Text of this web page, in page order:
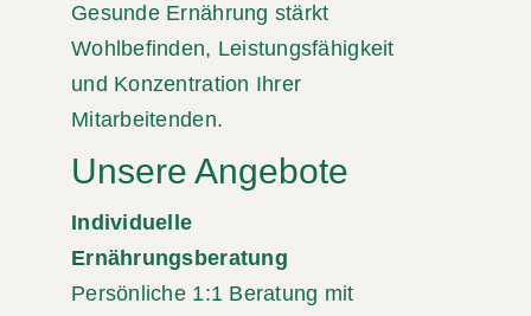
Gesunde Ernährung stärkt
Wohlbefinden, Leistungsfähigkeit
und Konzentration Ihrer
Mitarbeitenden.
Unsere Angebote
Individuelle
Ernährungsberatung
Persönliche 1:1 Beratung mit